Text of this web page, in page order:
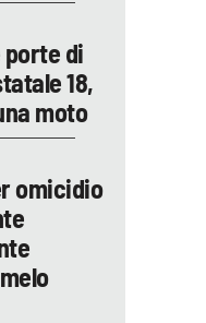
porte di
18,
moto
omicidio